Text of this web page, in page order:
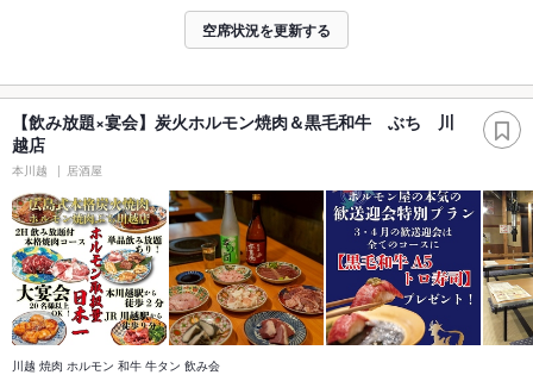
空席状況を更新する
【飲み放題×宴会】炭火ホルモン焼肉＆黒毛和牛 ぶち 川
越店
本川越 居酒屋
川越 焼肉 ホルモン 和牛 牛タン 飲み会